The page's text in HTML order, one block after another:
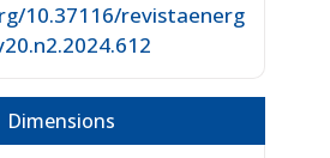
10.37116/revistaenerg
Dimensions